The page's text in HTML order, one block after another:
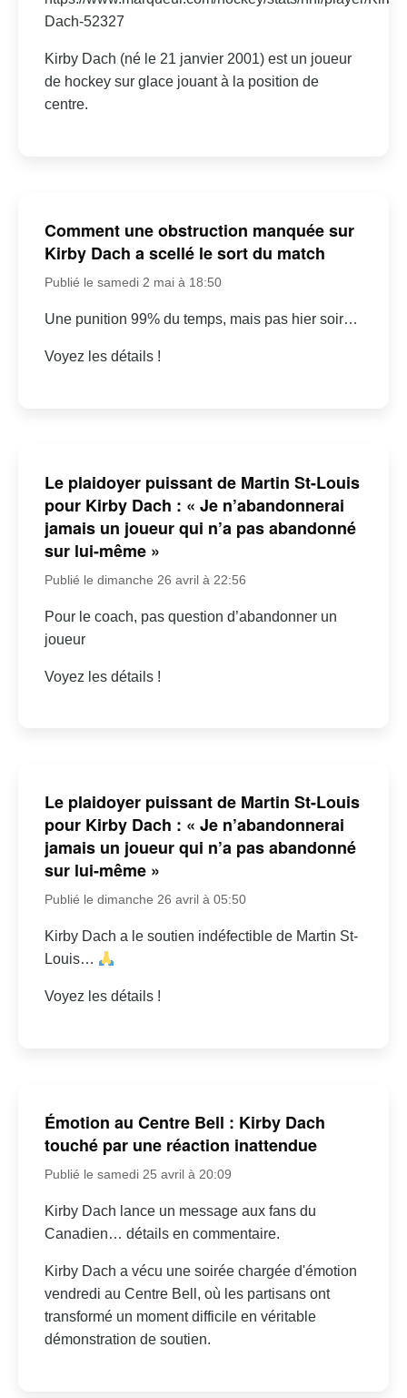
Dach-52327
Kirby Dach (né le 21 janvier 2001) est un joueur
de hockey sur glace jouant à la position de
centre.
Comment une obstruction manquée sur
Kirby Dach a scellé le sort du match
Publié le samedi 2 mai à 18:50
Une punition 99% du temps, mais pas hier soir…
Voyez les détails !
Le plaidoyer puissant de Martin St-Louis
pour Kirby Dach : « Je n’abandonnerai
jamais un joueur qui n’a pas abandonné
sur lui-même »
Publié le dimanche 26 avril à 22:56
Pour le coach, pas question d’abandonner un
joueur
Voyez les détails !
Le plaidoyer puissant de Martin St-Louis
pour Kirby Dach : « Je n’abandonnerai
jamais un joueur qui n’a pas abandonné
sur lui-même »
Publié le dimanche 26 avril à 05:50
Kirby Dach a le soutien indéfectible de Martin St-
Louis…
Voyez les détails !
Émotion au Centre Bell : Kirby Dach
touché par une réaction inattendue
Publié le samedi 25 avril à 20:09
Kirby Dach lance un message aux fans du
Canadien… détails en commentaire.
Kirby Dach a vécu une soirée chargée d'émotion
vendredi au Centre Bell, où les partisans ont
transformé un moment difficile en véritable
démonstration de soutien.